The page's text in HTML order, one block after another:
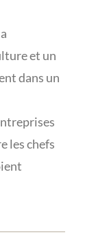
et un
dans un
les chefs